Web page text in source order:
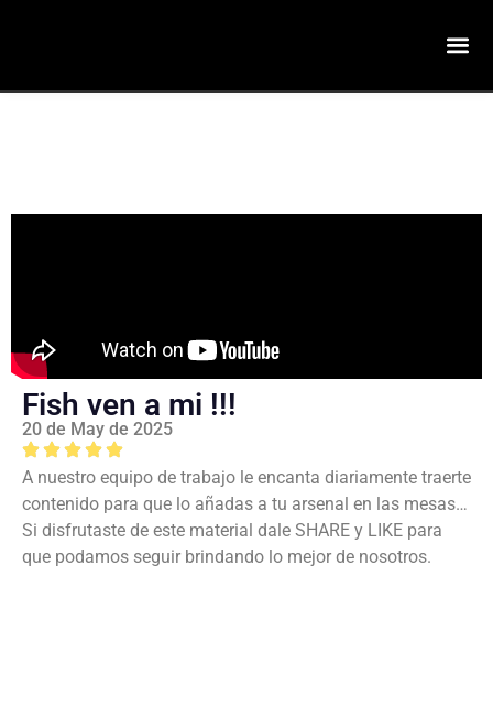
Fish ven a mi !!!
20 de May de 2025
A nuestro equipo de trabajo le encanta diariamente traerte
contenido para que lo añadas a tu arsenal en las mesas…
Si disfrutaste de este material dale SHARE y LIKE para
que podamos seguir brindando lo mejor de nosotros.